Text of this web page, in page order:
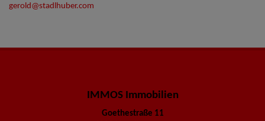
gerold@stadlhuber.com
IMMOS Immobilien
Goethestraße 11